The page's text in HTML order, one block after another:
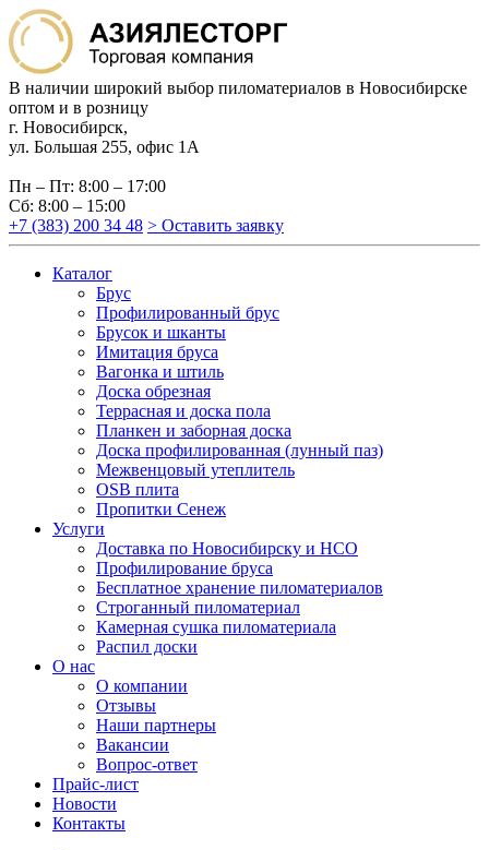
В наличии широкий выбор пиломатериалов в Новосибирске
оптом и в розницу
г. Новосибирск,
ул. Большая 255, офис 1А
Пн – Пт: 8:00 – 17:00
Сб: 8:00 – 15:00
+7 (383) 200 34 48 > Оставить заявку
Каталог
Брус
Профилированный брус
Брусок и шканты
Имитация бруса
Вагонка и штиль
Доска обрезная
Террасная и доска пола
Планкен и заборная доска
Доска профилированная (лунный паз)
Межвенцовый утеплитель
OSB плита
Пропитки Сенеж
Услуги
Доставка по Новосибирску и НСО
Профилирование бруса
Бесплатное хранение пиломатериалов
Строганный пиломатериал
Камерная сушка пиломатериала
Распил доски
О нас
О компании
Отзывы
Наши партнеры
Вакансии
Вопрос-ответ
Прайс-лист
Новости
Контакты